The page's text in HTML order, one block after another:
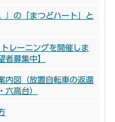
』の「まつどハート」と
レーニングを開催しま
者募集中】
内図（放置自転車の返還
六高台）